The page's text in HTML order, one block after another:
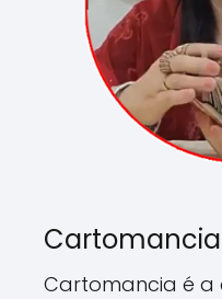
Cartomancia
Cartomancia é a